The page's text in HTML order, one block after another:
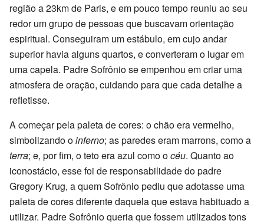
região a 23km de Paris, e em pouco tempo reuniu ao seu
redor um grupo de pessoas que buscavam orientação
espiritual. Conseguiram um estábulo, em cujo andar
superior havia alguns quartos, e converteram o lugar em
uma capela. Padre Sofrônio se empenhou em criar uma
atmosfera de oração, cuidando para que cada detalhe a
refletisse.
A começar pela paleta de cores: o chão era vermelho,
simbolizando oinferno; as paredes eram marrons, como a
terra; e, por fim, o teto era azul como océu. Quanto ao
iconostácio, esse foi de responsabilidade do padre
Gregory Krug, a quem Sofrônio pediu que adotasse uma
paleta de cores diferente daquela que estava habituado a
utilizar. Padre Sofrônio queria que fossem utilizados tons